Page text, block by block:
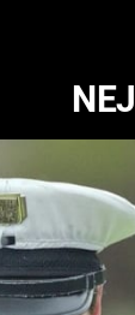
A
10